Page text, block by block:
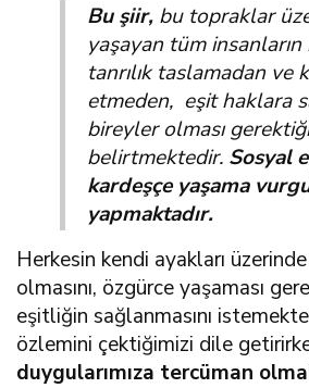
Bu şiir, bu topraklar
yaşayan tüm insanların
tanrılık taslamadan ve
etmeden, eşit haklara
bireyler olması
belirtmektedir. Sosyal
kardeşçe yaşama
yapmaktadır.
Herkesin kendi ayakları
olmasını, özgürce yaşaması
eşitliğin sağlanmasını
özlemini çektiğimizi dile
duygularımıza tercüman